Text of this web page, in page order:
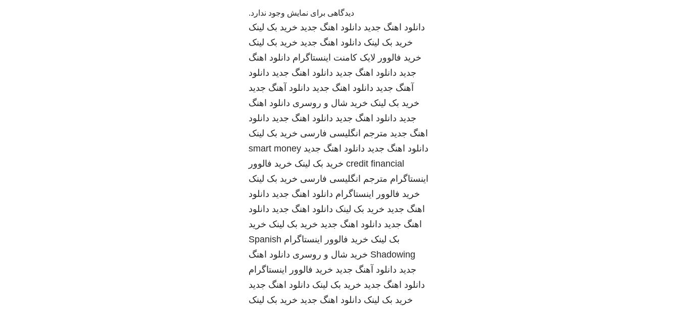
دیدگاهی برای نمایش وجود ندارد.
دانلود اهنگ جدید دانلود اهنگ جدید خرید بک لینک
خرید بک لینک دانلود اهنگ جدید خرید بک لینک
خرید فالوور لایک کامنت اینستاگرام دانلود اهنگ
جدید دانلود اهنگ جدید دانلود اهنگ جدید دانلود
آهنگ جدید دانلود اهنگ جدید دانلود آهنگ جدید
خرید بک لینک خرید شال و روسری دانلود اهنگ
جدید دانلود اهنگ جدید دانلود اهنگ جدید دانلود
اهنگ جدید مترجم انگلیسی فارسی خرید بک لینک
دانلود اهنگ جدید دانلود اهنگ جدید smart money
credit financial خرید بک لینک خرید فالوور
اینستاگرام مترجم انگلیسی فارسی خرید بک لینک
خرید فالوور اینستاگرام دانلود اهنگ جدید دانلود
اهنگ جدید خرید بک لینک دانلود اهنگ جدید دانلود
اهنگ جدید دانلود اهنگ جدید خرید بک لینک خرید
بک لینک خرید فالوور اینستاگرام Spanish
Shadowing خرید شال و روسری دانلود اهنگ
جدید دانلود آهنگ جدید خرید فالوور اینستاگرام
دانلود اهنگ جدید خرید بک لینک دانلود اهنگ جدید
خرید بک لینک دانلود اهنگ جدید خرید بک لینک